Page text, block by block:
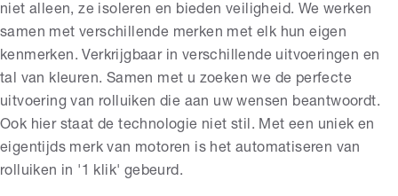
niet alleen, ze isoleren en bieden veiligheid. We werken
samen met verschillende merken met elk hun eigen
kenmerken. Verkrijgbaar in verschillende uitvoeringen en
tal van kleuren. Samen met u zoeken we de perfecte
uitvoering van rolluiken die aan uw wensen beantwoordt.
Ook hier staat de technologie niet stil. Met een uniek en
eigentijds merk van motoren is het automatiseren van
rolluiken in '1 klik' gebeurd.